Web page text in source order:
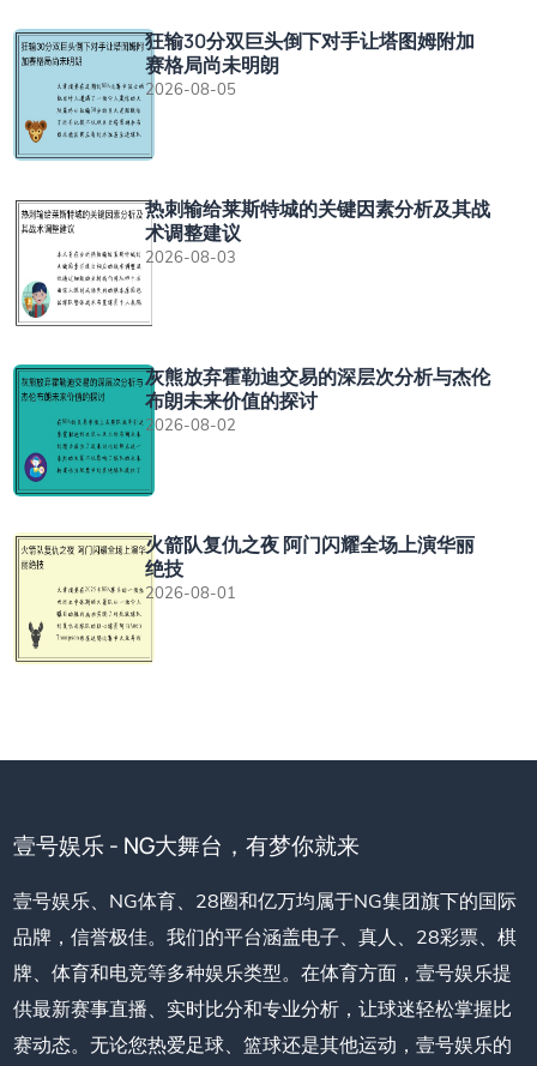
狂输30分双巨头倒下对手让塔图姆附加
赛格局尚未明朗
2026-08-05
热刺输给莱斯特城的关键因素分析及其战
术调整建议
2026-08-03
灰熊放弃霍勒迪交易的深层次分析与杰伦
布朗未来价值的探讨
2026-08-02
火箭队复仇之夜 阿门闪耀全场上演华丽
绝技
2026-08-01
壹号娱乐 - NG大舞台，有梦你就来
壹号娱乐、NG体育、28圈和亿万均属于NG集团旗下的国际
品牌，信誉极佳。我们的平台涵盖电子、真人、28彩票、棋
牌、体育和电竞等多种娱乐类型。在体育方面，壹号娱乐提
供最新赛事直播、实时比分和专业分析，让球迷轻松掌握比
赛动态。无论您热爱足球、篮球还是其他运动，壹号娱乐的